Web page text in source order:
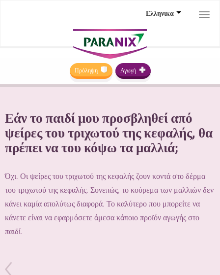
Ελληνικα
Πρόληψη Αγωγή
Εάν το παιδί μου προσβληθεί από
ψείρες του τριχωτού της κεφαλής, θα
πρέπει να του κόψω τα μαλλιά;
Όχι. Οι ψείρες του τριχωτού της κεφαλής ζουν κοντά στο δέρμα
του τριχωτού της κεφαλής. Συνεπώς, το κούρεμα των μαλλιών δεν
κάνει καμία απολύτως διαφορά. Το καλύτερο που μπορείτε να
κάνετε είναι να εφαρμόσετε άμεσα κάποιο προϊόν αγωγής στο
παιδί.